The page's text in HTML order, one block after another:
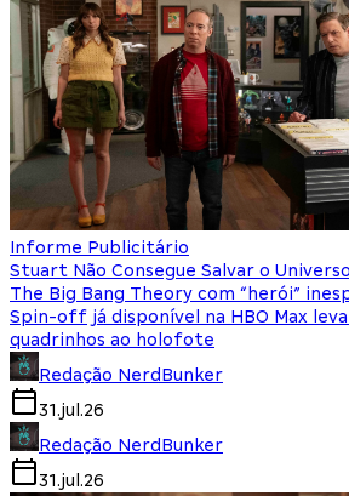
Informe Publicitário
Stuart Não Consegue Salvar o
The Big Bang Theory com “herói”
Spin-off já disponível na HBO Max
quadrinhos ao holofote
Redação NerdBunker
31.jul.26
Redação NerdBunker
31.jul.26